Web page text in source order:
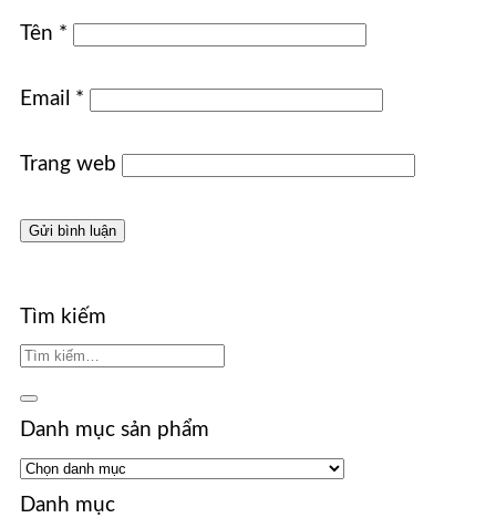
Tên *
Email *
Trang web
Tìm kiếm
Danh mục sản phẩm
Danh mục